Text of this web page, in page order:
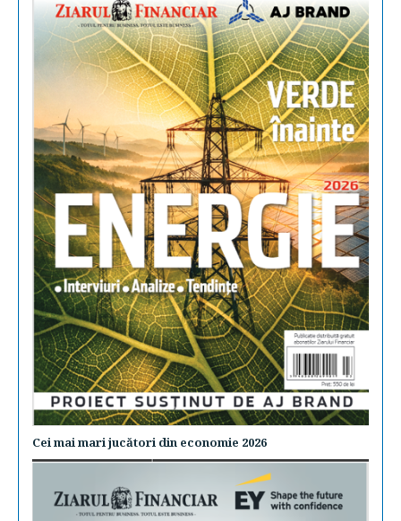
Cei mai mari jucători din economie 2026